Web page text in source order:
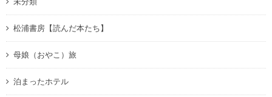
松浦書房【読んだ本たち】
母娘（おやこ）旅
泊まったホテル